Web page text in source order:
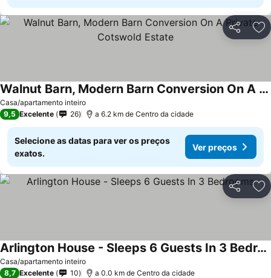
Partilhar
Casa/apartamento inteiro
Walnut Barn, Modern Barn Conversion On A Private Cotswold Estate
Ver preços
9,5 Excelente 26 a 6.2 km de Centro da cidade
Selecione as datas para ver os preços
exatos.
Ver preços
Partilhar
Casa/apartamento inteiro
Arlington House - Sleeps 6 Guests In 3 Bedrooms
Ver preços
8,7 Excelente 10 a 0.0 km de Centro da cidade